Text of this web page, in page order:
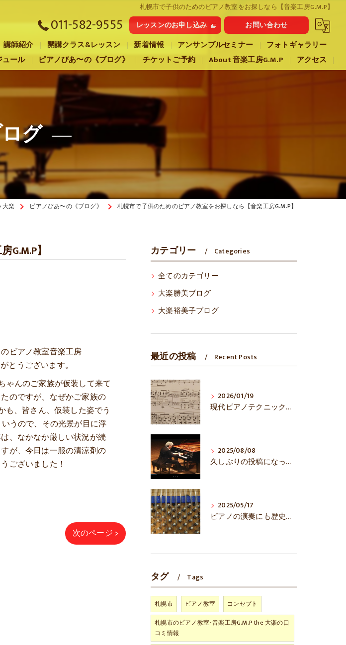
札幌市で子供のためのピアノ教室をお探しなら【音楽工房G.M.P】
011-582-9555 レッスンのお申し込み お問い合わせ
G.M.P the 大楽の口コミ情報
G.M.P the 大楽の評判
G.M.P the 大楽のお客様の声
講師紹介 開講クラス&レッスン 新着情報 アンサンブルセミナー
フォトギャラリー
ール
ピアノぴあ〜の《ブログ》 チケットご予約 About 音楽工房G.M.P アクセス
グ
大楽 ピアノぴあ〜の《ブログ》 札幌市で子供のためのピアノ教室をお探しなら【音楽工房G.M.P】
】
ビアノ教室音楽工房
とうございます。
ゃんのご家族が仮装して来て
のですが、なぜかご家族の
も、皆さん、仮装した姿でう
うので、その光景が目に浮
、なかなか厳しい状況が続
が、今日は一服の清涼剤の
ございました！
次のページ >
カテゴリー Categories
全てのカテゴリー
大楽勝美ブログ
大楽裕美子ブログ
最近の投稿 Recent Posts
2026/01/19
現代ピアノテクニックは万能？
2025/08/08
久しぶりの投稿になってしまいました……
2025/05/17
ピアノの演奏にも歴史あり！？
タグ Tags
札幌市 ピアノ教室
コンセプト
札幌市のピアノ教室･音楽工房G.M.P the 大楽の口
コミ情報